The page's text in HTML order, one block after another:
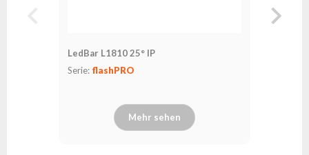
LedBar L1810 25° IP
Serie: flashPRO
Mehr sehen